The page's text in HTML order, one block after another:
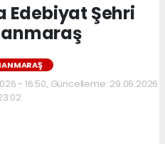
Edebiyat Şehri
- 16:50, Güncelleme: 29.06.2026